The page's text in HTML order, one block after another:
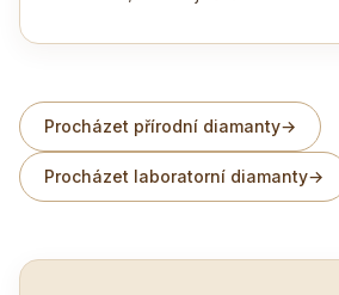
Procházet přírodní diamanty→
Procházet laboratorní diamanty→